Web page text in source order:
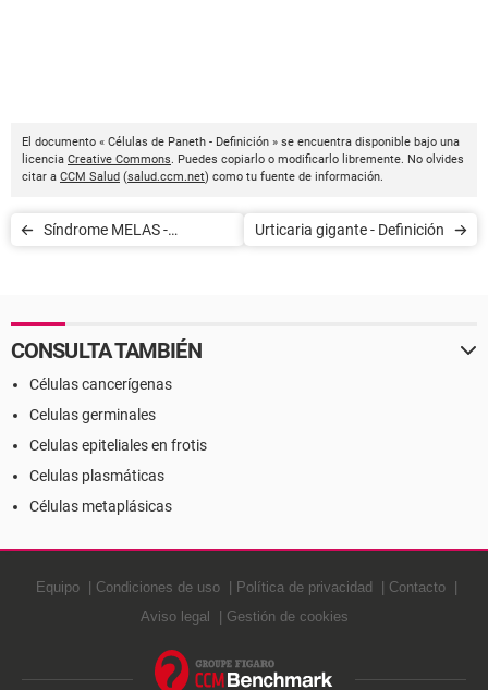
El documento « Células de Paneth - Definición » se encuentra disponible bajo una
licencia Creative Commons. Puedes copiarlo o modificarlo libremente. No olvides
citar a CCM Salud (salud.ccm.net) como tu fuente de información.
Síndrome MELAS -
Urticaria gigante - Definición
CONSULTA TAMBIÉN
Células cancerígenas
Celulas germinales
Celulas epiteliales en frotis
Celulas plasmáticas
Células metaplásicas
Equipo Condiciones de uso Política de privacidad
Contacto
Aviso legal
Gestión de cookies